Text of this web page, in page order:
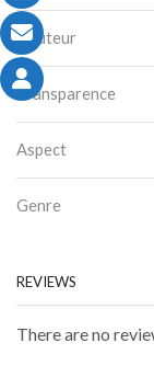
Hauteur
Transparence
Aspect
Genre
REVIEWS
There are no